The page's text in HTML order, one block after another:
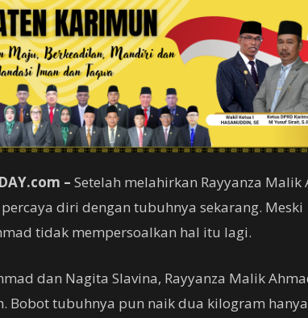
– Setelah melahirkan Rayyanza Malik
diri dengan tubuhnya sekarang. Meski
tidak mempersoalkan hal itu lagi.
dan Nagita Slavina, Rayyanza Malik
Bobot tubuhnya pun naik dua kilogram